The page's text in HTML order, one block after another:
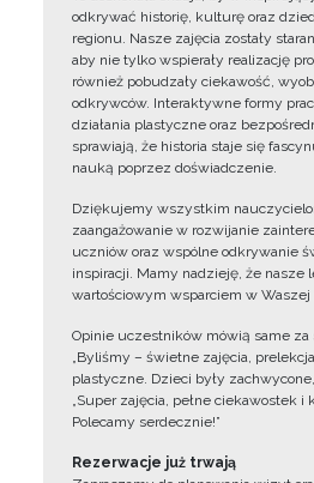
odkrywać historię, kulturę oraz
regionu. Nasze zajęcia zostały
aby nie tylko wspierały realizację
również pobudzały ciekawość,
odkrywców. Interaktywne formy
działania plastyczne oraz
sprawiają, że historia staje się
nauką poprzez doświadczenie.
Dziękujemy wszystkim
zaangażowanie w rozwijanie
uczniów oraz wspólne odkrywanie
inspiracji. Mamy nadzieję, że nasze
wartościowym wsparciem w
Opinie uczestników mówią same za
„Byliśmy – świetne zajęcia,
plastyczne. Dzieci były
„Super zajęcia, pełne ciekawostek i
Polecamy serdecznie!”
Rezerwacje już trwają